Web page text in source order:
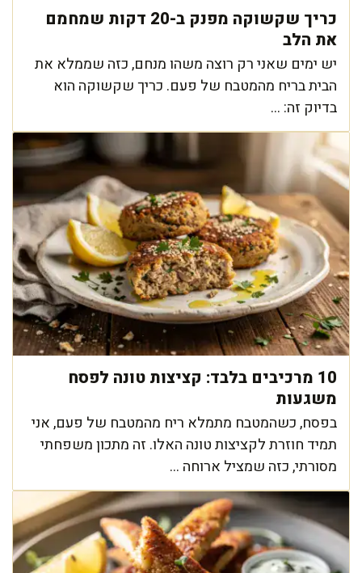
כריך שקשוקה מפנק ב-20 דקות שמחמם
את הלב
יש ימים שאני רק רוצה משהו מנחם, כזה שממלא את
הבית בריח מהמטבח של פעם. כריך שקשוקה הוא
בדיוק זה: ...
10 מרכיבים בלבד: קציצות טונה לפסח
משגעות
בפסח, כשהמטבח מתמלא ריח מהמטבח של פעם, אני
תמיד חוזרת לקציצות טונה האלו. זה מתכון משפחתי
מסורתי, כזה שמציל ארוחה ...